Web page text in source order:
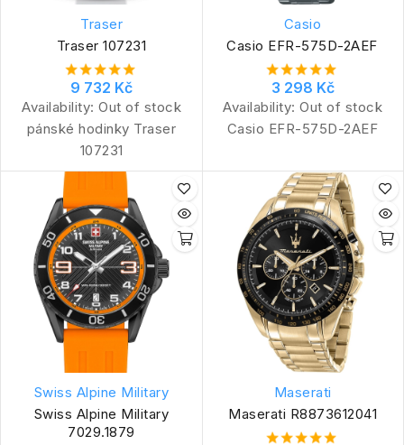
Traser
Traser 107231
9 732 Kč
Availability: Out of stock
pánské hodinky Traser
107231
Casio
Casio EFR-575D-2AEF
3 298 Kč
Availability: Out of stock
Casio EFR-575D-2AEF
Swiss Alpine Military
Swiss Alpine Military
7029.1879
Maserati
Maserati R8873612041